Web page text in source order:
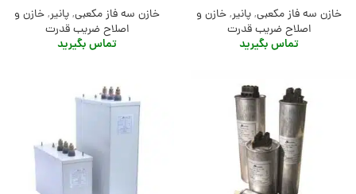
خازن سه فاز مکعبی,پانیر,خازن و
اصلاح ضریب قدرت
تماس بگیرید
خازن سه فاز مکعبی,پانیر,خازن و
اصلاح ضریب قدرت
تماس بگیرید